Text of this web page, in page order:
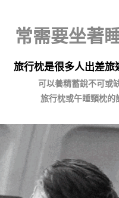
常需要坐著
旅行枕是很多人出差旅
可以養精蓄銳不可或
旅行枕或午睡頸枕的